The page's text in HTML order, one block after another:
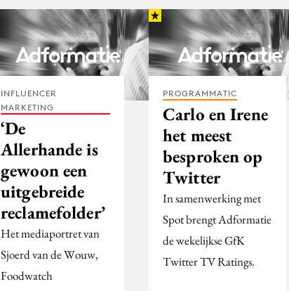
INFLUENCER
MARKETING
‘De
Allerhande is
gewoon een
uitgebreide
reclamefolder’
Het mediaportret van
Sjoerd van de Wouw,
Foodwatch
PROGRAMMATIC
Carlo en Irene
het meest
besproken op
Twitter
In samenwerking met
Spot brengt Adformatie
de wekelijkse GfK
Twitter TV Ratings.